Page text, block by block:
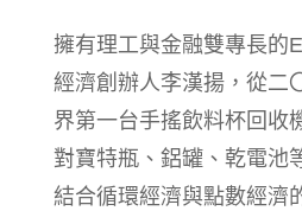
擁有理工與金融雙專長的
經濟創辦人李漢揚，從二
界第一台手搖飲料杯回收
對寶特瓶、鋁罐、乾電池
結合循環經濟與點數經濟